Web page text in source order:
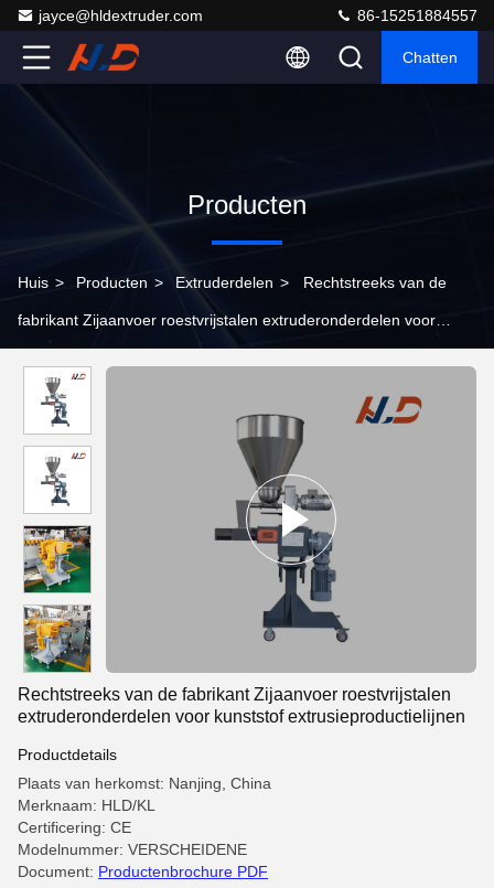
jayce@hldextruder.com 86-15251884557
Chatten
Producten
Huis > Producten > Extruderdelen > Rechtstreeks van de
fabrikant Zijaanvoer roestvrijstalen extruderonderdelen voor
Rechtstreeks van de fabrikant Zijaanvoer roestvrijstalen
extruderonderdelen voor kunststof extrusieproductielijnen
Productdetails
Plaats van herkomst: Nanjing, China
Merknaam: HLD/KL
Certificering: CE
Modelnummer: VERSCHEIDENE
Document: Productenbrochure PDF